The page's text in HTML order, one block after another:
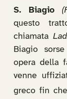
S. Biagio
questo
chiamata
Biagio
opera della
venne
greco fin